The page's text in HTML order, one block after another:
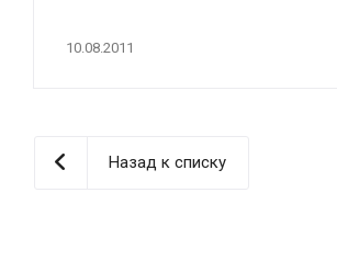
10.08.2011
Назад к списку